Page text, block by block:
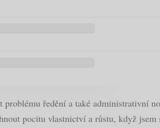
ředění a také administrativní
pocitu vlastnictví a růstu, když